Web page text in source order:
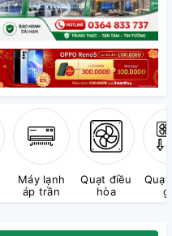
Máy lạnh
áp trần
Quạt điều
hòa